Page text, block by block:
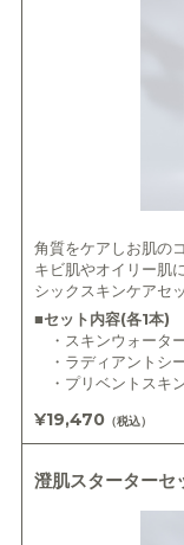
角質をケアしお肌の
キビ肌やオイリー肌
シックスキンケアセ
■セット内容(各1本)
・スキンウォータ
・ラディアントシ
・プリベントスキ
¥19,470（税込）
澄肌スターターセ